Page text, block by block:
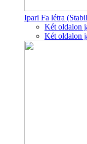
Ipari Fa létra
Két oldalon
Két oldalon